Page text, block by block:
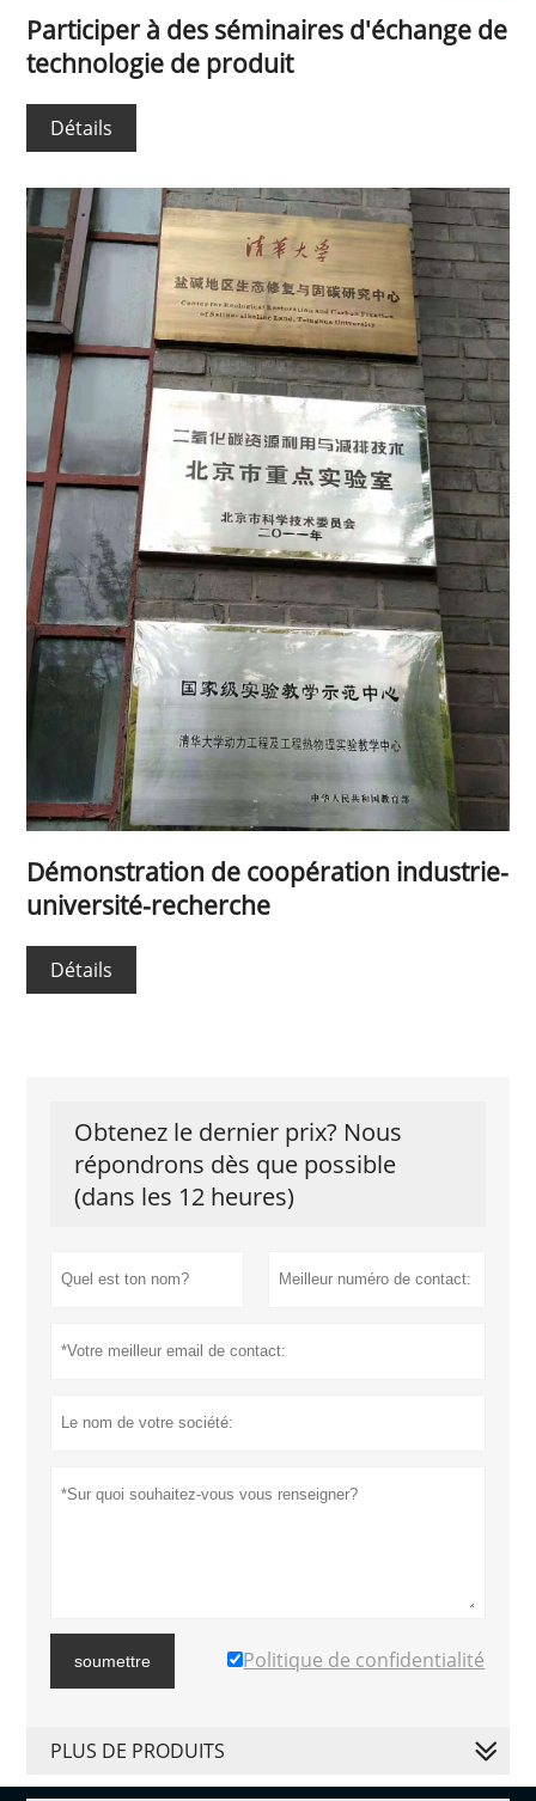
Participer à des séminaires d'échange de
technologie de produit
Détails
Démonstration de coopération industrie-
université-recherche
Détails
Obtenez le dernier prix? Nous
répondrons dès que possible
(dans les 12 heures)
soumettre Politique de confidentialité
PLUS DE PRODUITS